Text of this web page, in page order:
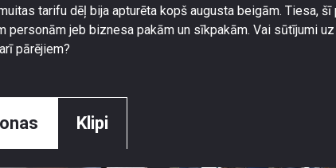
tarifu dēļ bija apturēta kopš augusta beigām. Tiesa,
personām jeb biznesa pakām un sīkpakām. Vai sūtījumi
pārējiem?
Klipi